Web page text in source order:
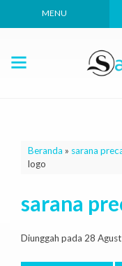
MENU
Beranda » sarana
logo
sarana
Diunggah pada 28